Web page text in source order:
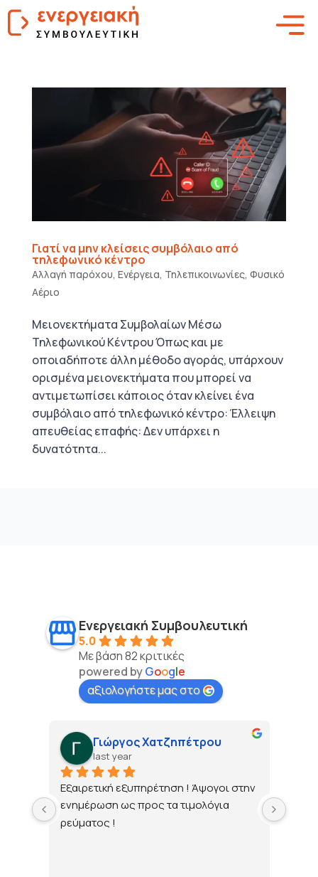
Γιατί να μην κλείσεις συμβόλαιο από
τηλεφωνικό κέντρο
Αλλαγή παρόχου, Ενέργεια, Τηλεπικοινωνίες, Φυσικό
Αέριο
Μειονεκτήματα Συμβολαίων Μέσω
Τηλεφωνικού Κέντρου Όπως και με
οποιαδήποτε άλλη μέθοδο αγοράς, υπάρχουν
ορισμένα μειονεκτήματα που μπορεί να
αντιμετωπίσει κάποιος όταν κλείνει ένα
συμβόλαιο από τηλεφωνικό κέντρο: Έλλειψη
απευθείας επαφής: Δεν υπάρχει η
δυνατότητα...
Ενεργειακή Συμβουλευτική
5.0
Με βάση 82 κριτικές
powered byGoogle
αξιολογήστε μας στο
Γιώργος Χατζηπέτρου
last year
Εξαιρετική εξυπηρέτηση ! Άψογοι στην
ενημέρωση ως προς τα τιμολόγια
ρεύματος !